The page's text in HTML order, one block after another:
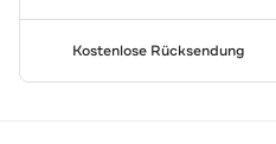
Kostenlose Rücksendung